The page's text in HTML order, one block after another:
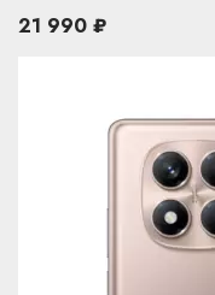
21 990 ₽